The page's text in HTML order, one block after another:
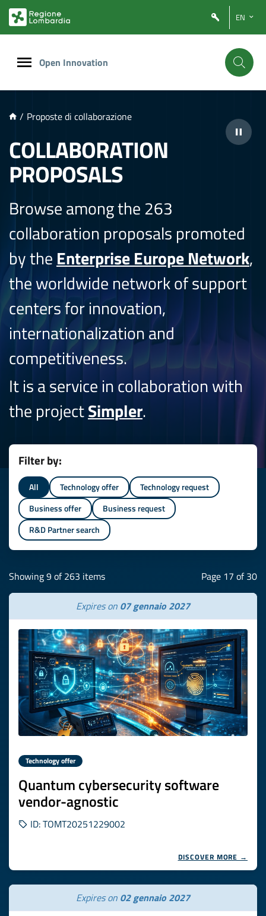
PRINCIPALE
EN
Open Innovation
/ Proposte di collaborazione
COLLABORATION
PROPOSALS
Browse among the 263
collaboration proposals promoted
by the Enterprise Europe Network,
the worldwide network of support
centers for innovation,
internationalization and
competitiveness.
It is a service in collaboration with
the projectSimpler.
Filter by:
All Technology offer
Technology request
Business offer
Business request
R&D Partner search
Showing 9 of 263 items Page 17 of 30
Expires on 07 gennaio 2027
Technology offer
Quantum cybersecurity software
vendor-agnostic
ID: TOMT20251229002
DISCOVER MORE →
Expires on 02 gennaio 2027